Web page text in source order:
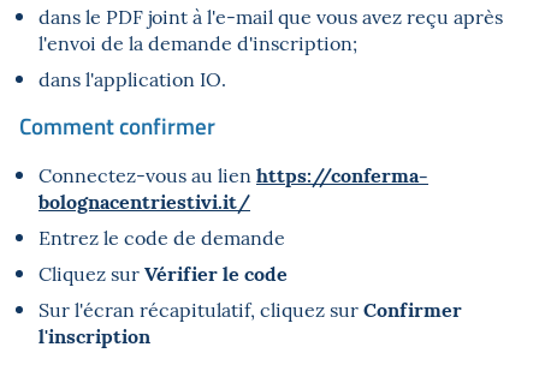
dans le PDF joint à l'e-mail que vous avez reçu après
l'envoi de la demande d'inscription;
dans l'application IO.
Comment confirmer
Connectez-vous au lien https://conferma-
bolognacentriestivi.it/
Entrez le code de demande
Cliquez surVérifier le code
Sur l'écran récapitulatif, cliquez surConfirmer
l'inscription